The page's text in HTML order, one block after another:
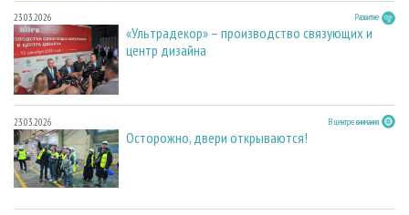
23.03.2026 Развитие
«Ультрадекор» – производство связующих и
центр дизайна
23.03.2026 В центре внимания
Осторожно, двери открываются!